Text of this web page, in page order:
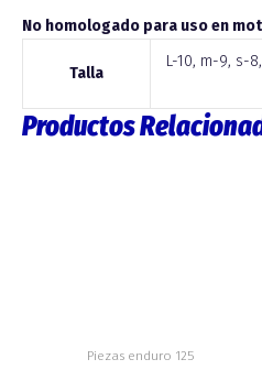
No homologado para uso en
Talla
L-10, m-9, s-8,
Productos
Piezas enduro 125